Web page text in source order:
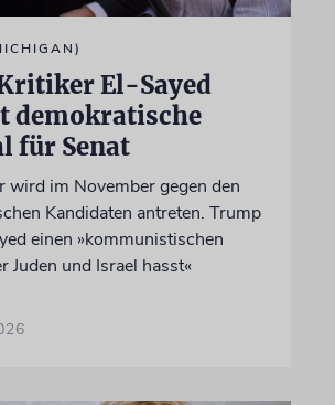
El-Sayed
demokratische
für Senat
wird im November gegen den
Kandidaten antreten. Trump
einen »kommunistischen
Juden und Israel hasst«